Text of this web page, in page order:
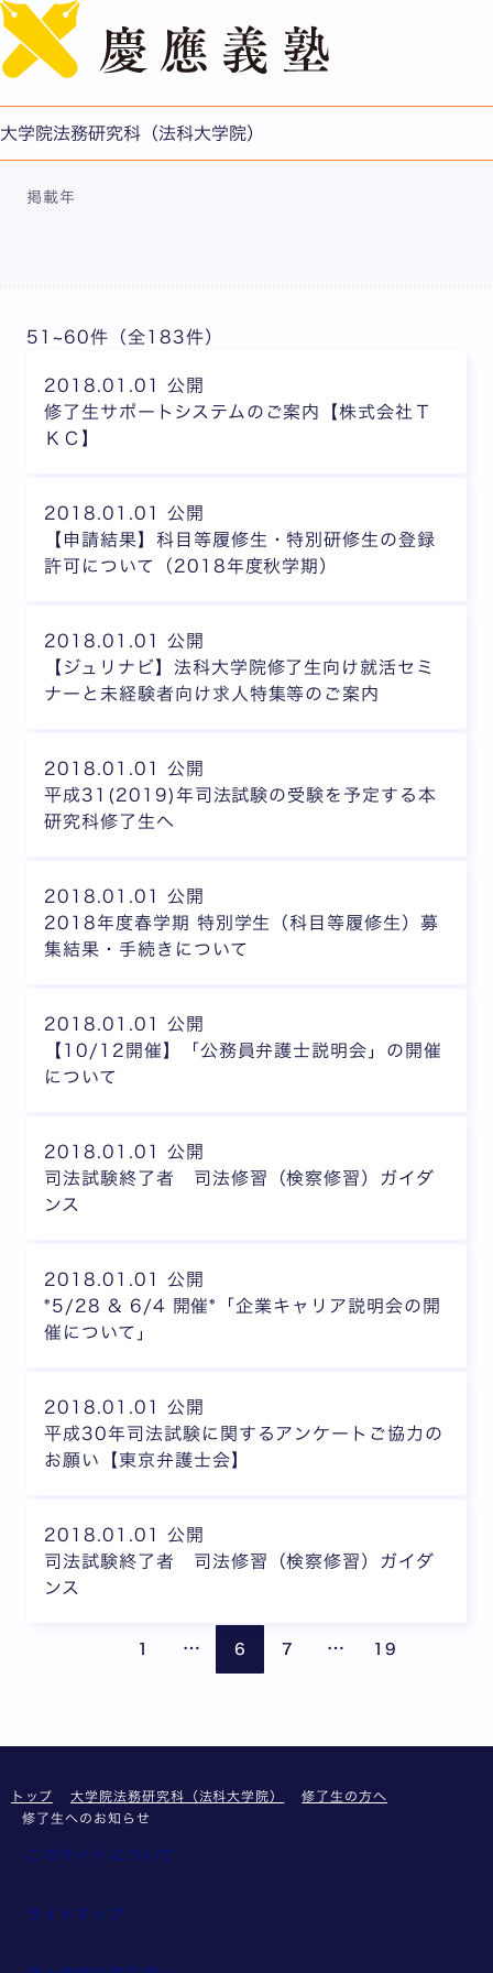
大学院法務研究科（法科大学院）
修了生へのお知らせ
掲載年
51~60件（全183件）
2018.01.01 公開
修了生サポートシステムのご案内【株式会社Ｔ
ＫＣ】
2018.01.01 公開
【申請結果】科目等履修生・特別研修生の登録
許可について（2018年度秋学期）
2018.01.01 公開
【ジュリナビ】法科大学院修了生向け就活セミ
ナーと未経験者向け求人特集等のご案内
2018.01.01 公開
平成31(2019)年司法試験の受験を予定する本
研究科修了生へ
2018.01.01 公開
2018年度春学期 特別学生（科目等履修生）募
集結果・手続きについて
2018.01.01 公開
【10/12開催】「公務員弁護士説明会」の開催
について
2018.01.01 公開
司法試験終了者 司法修習（検察修習）ガイダ
ンス
2018.01.01 公開
*5/28 & 6/4 開催*「企業キャリア説明会の開
催について」
2018.01.01 公開
平成30年司法試験に関するアンケートご協力の
お願い【東京弁護士会】
2018.01.01 公開
司法試験終了者 司法修習（検察修習）ガイダ
ンス
1 … 6 7 … 19
トップ 大学院法務研究科（法科大学院）
修了生の方へ
修了生へのお知らせ
このサイトについて
サイトマップ